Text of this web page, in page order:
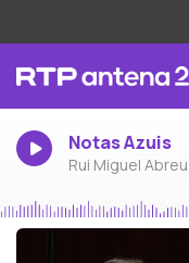
Notas Azuis
Rui Miguel Abreu